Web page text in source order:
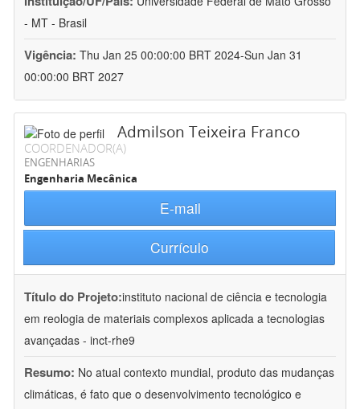
- MT - Brasil
Vigência: Thu Jan 25 00:00:00 BRT 2024-Sun Jan 31
00:00:00 BRT 2027
Admilson Teixeira Franco
COORDENADOR(A)
ENGENHARIAS
Engenharia Mecânica
E-mail
Currículo
Título do Projeto:instituto nacional de ciência e tecnologia
em reologia de materiais complexos aplicada a tecnologias
avançadas - inct-rhe9
Resumo: No atual contexto mundial, produto das mudanças
climáticas, é fato que o desenvolvimento tecnológico e